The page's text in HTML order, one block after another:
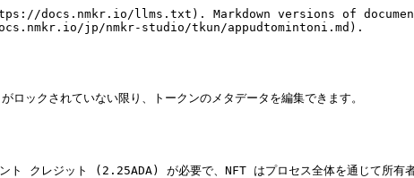
docs.nmkr.io/llms.txt). Markdown versions of
jp/nmkr-studio/tkun/appudtomintoni.md).
ていない限り、トークンのメタデータを編集できます。
クレジット (2.25ADA) が必要で、NFT はプロセス全体を通じて所有者